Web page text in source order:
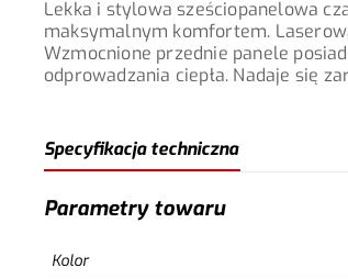
Lekka i stylowa sześciopanelowa
maksymalnym komfortem.
Wzmocnione przednie panele
odprowadzania ciepła. Nadaje się
Specyfikacja techniczna
Parametry towaru
Kolor